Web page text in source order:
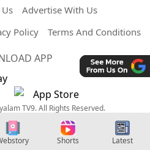
Advertise With Us
Policy Terms And Conditions
APP
TV9. All Rights Reserved.
Shorts Latest